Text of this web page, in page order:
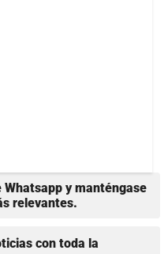
y manténgase
relevantes.
con toda la